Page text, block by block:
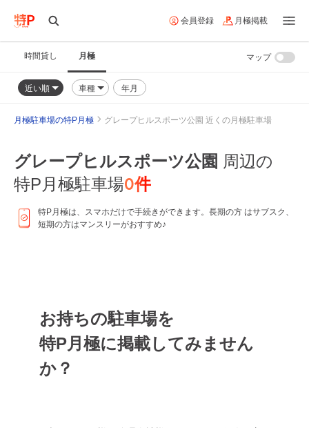
会員登録 月極掲載
時間貸し 月極
近い順 車種 年月
マップ
月極駐車場の特P月極 グレープヒルスポーツ公園 近くの月極駐車場
グレープヒルスポーツ公園 周辺の
特P月極駐車場0件
特P月極は、スマホだけで手続きができます。長期の方 はサブスク、
短期の方はマンスリーがおすすめ♪
お持ちの駐車場を
特P月極に掲載してみません
か？